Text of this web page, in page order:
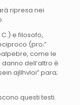
ripresa nei
C.) e filosofo,
(pro;”
come le
dell’altro è
ajllhvloi” para;
questi testi.